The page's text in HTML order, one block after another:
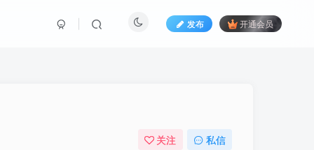
发布 开通会员
关注 私信